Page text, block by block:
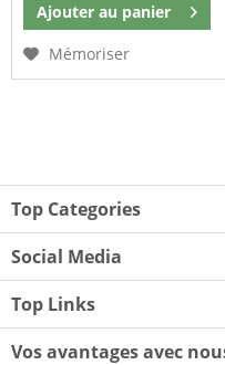
Ajouter au panier
Mémoriser
Top Categories
Social Media
Top Links
Vos avantages avec